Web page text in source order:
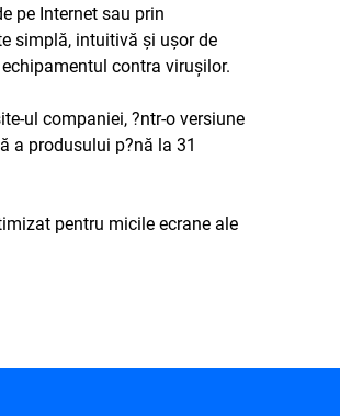
pe Internet sau prin
simplă, intuitivă şi uşor de
contra viruşilor.
ul companiei, ?ntr-o versiune
a produsului p?nă la 31
pentru micile ecrane ale